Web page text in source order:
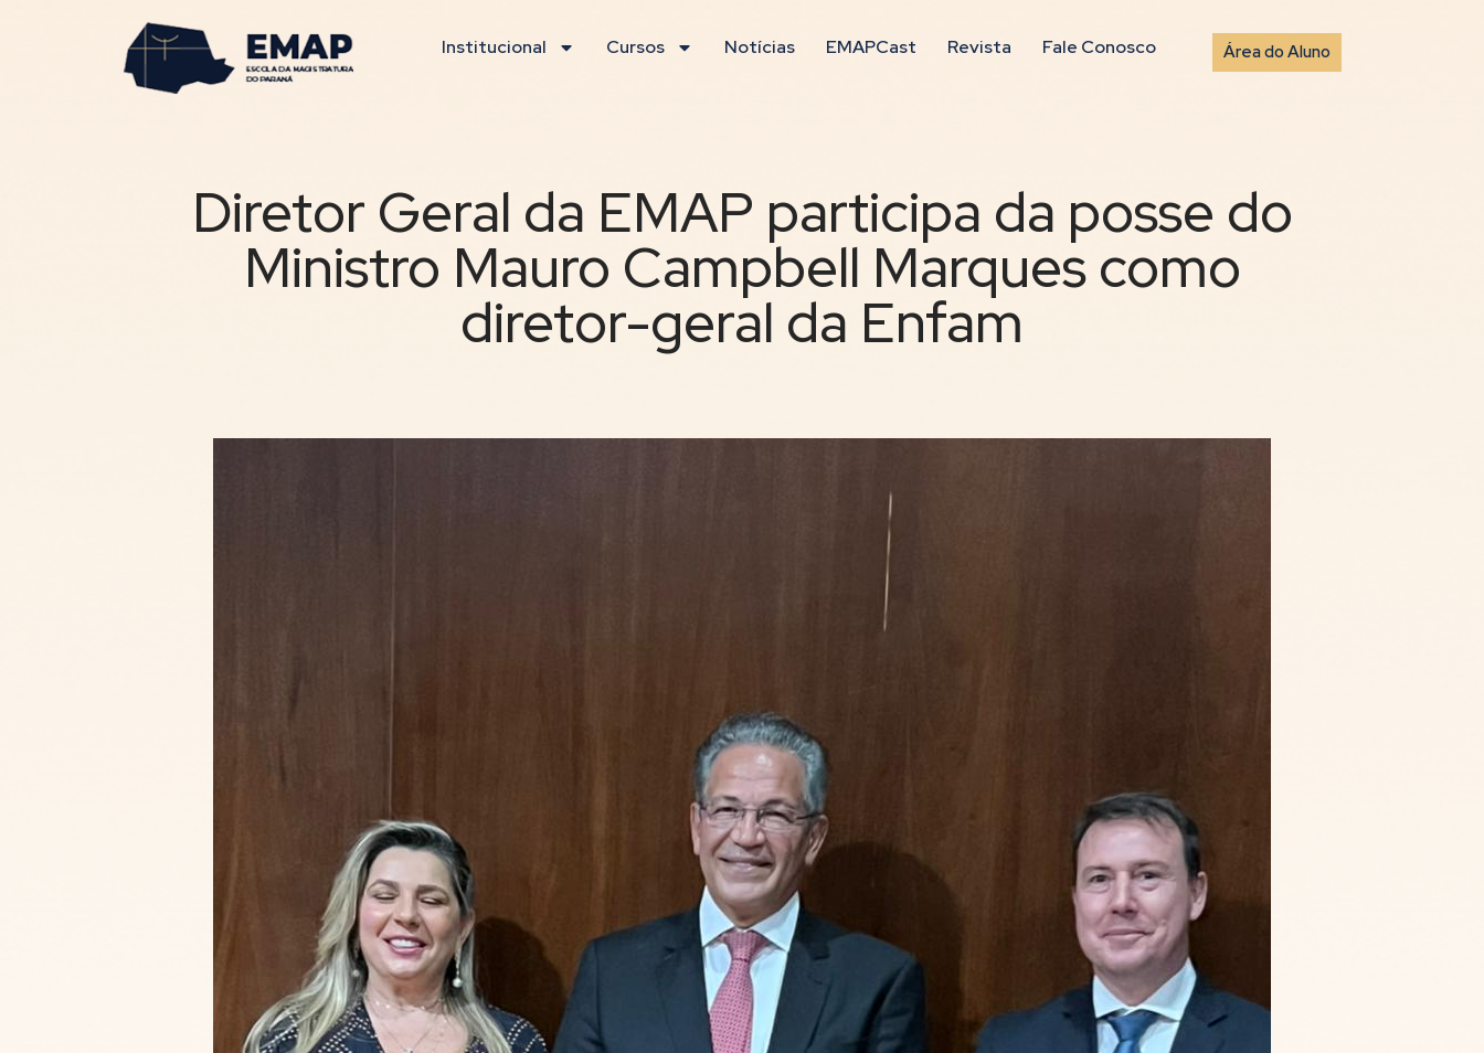
Institucional Cursos Notícias EMAPCast Revista Fale Conosco Área do Aluno
Diretor Geral da EMAP participa da posse do
Ministro Mauro Campbell Marques como
diretor-geral da Enfam